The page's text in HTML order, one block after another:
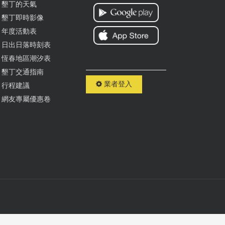
墾丁的天氣
墾丁即時影像
年度活動表
日出日落時刻表
恆春地區潮汐表
墾丁交通指南
行程建議
網友專屬優惠卷
業者登入